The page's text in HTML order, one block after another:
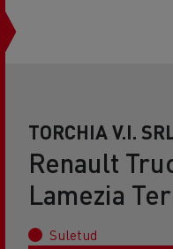
TORCHIA V.I.
Renault
Lamezia
Suletud